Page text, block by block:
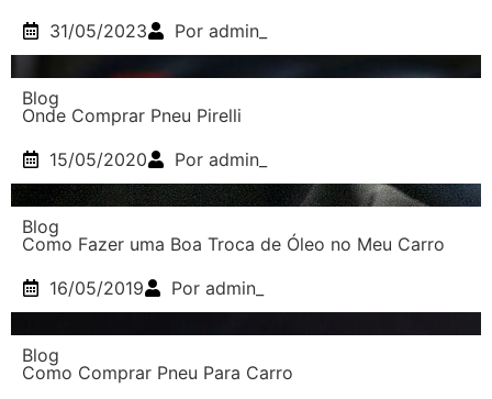
31/05/2023
Por admin_
Blog
Onde Comprar Pneu Pirelli
15/05/2020
Por admin_
Blog
Como Fazer uma Boa Troca de Óleo no Meu Carro
16/05/2019
Por admin_
Blog
Como Comprar Pneu Para Carro